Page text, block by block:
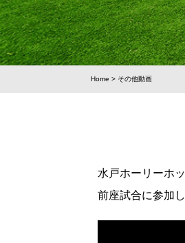
Home > その他動画
水戸ホーリーホ
前座試合に参加